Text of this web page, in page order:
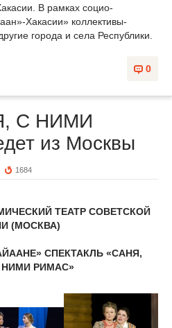
В рамках социо-
Хакасии» коллективы-
города и села Республики.
0
С НИМИ
из Москвы
1684
ТЕАТР СОВЕТСКОЙ
(МОСКВА)
СПЕКТАКЛЬ «САНЯ,
НИМИ РИМАС»